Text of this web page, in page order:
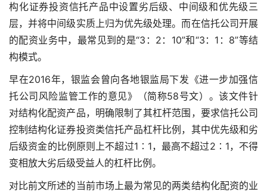
构化证券投资信托产品中设置劣后级、中间级和优先级三
层，并将中间级实质上归为优先级处理。而在信托公司开展
的配资业务中，最常见到的是“3：2：10”和“3：1：8”等结
构模式。
早在2016年，银监会曾向各地银监局下发《进一步加强信
托公司风险监管工作的意见》（简称58号文）。该文件针
对结构化配资产品，明确限制了其杠杆范围，要求信托公司
控制结构化证券投资类信托产品杠杆比例，其中优先级和劣
后级资金的比例原则上不超过1∶1，最高不超过2∶1，不得
变相放大劣后级受益人的杠杆比例。
对比前文所述的当前市场上最为常见的两类结构化配资的业